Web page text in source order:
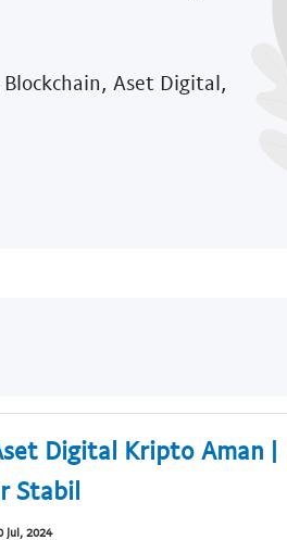
Aset Digital,
Digital Kripto Aman |
Stabil
Jul, 2024